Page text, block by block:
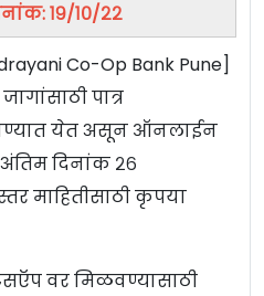
१९/१०/२२
Co-Op Bank Pune]
पात्र
येत असून ऑनलाईन
दिनांक २६
माहितीसाठी कृपया
वर मिळवण्यासाठी